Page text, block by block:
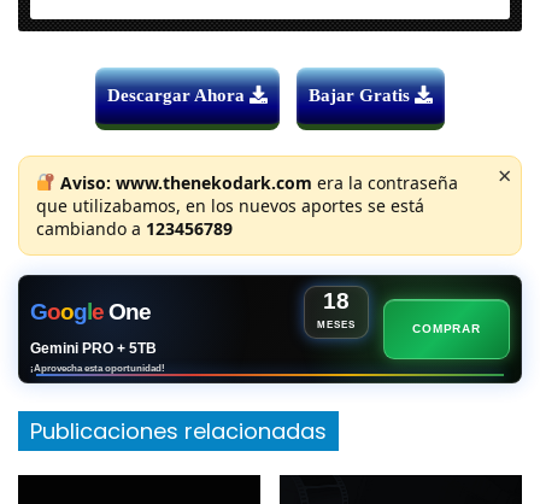
Descargar Ahora Bajar Gratis
Aviso: www.thenekodark.com era la contraseña
que utilizabamos, en los nuevos aportes se está
cambiando a 123456789
×
GoogeOne 18
MESES
Gemini PRO + 5TB
¡Aprovecha esta oportunidad!
COMPRAR
Publicaciones relacionadas